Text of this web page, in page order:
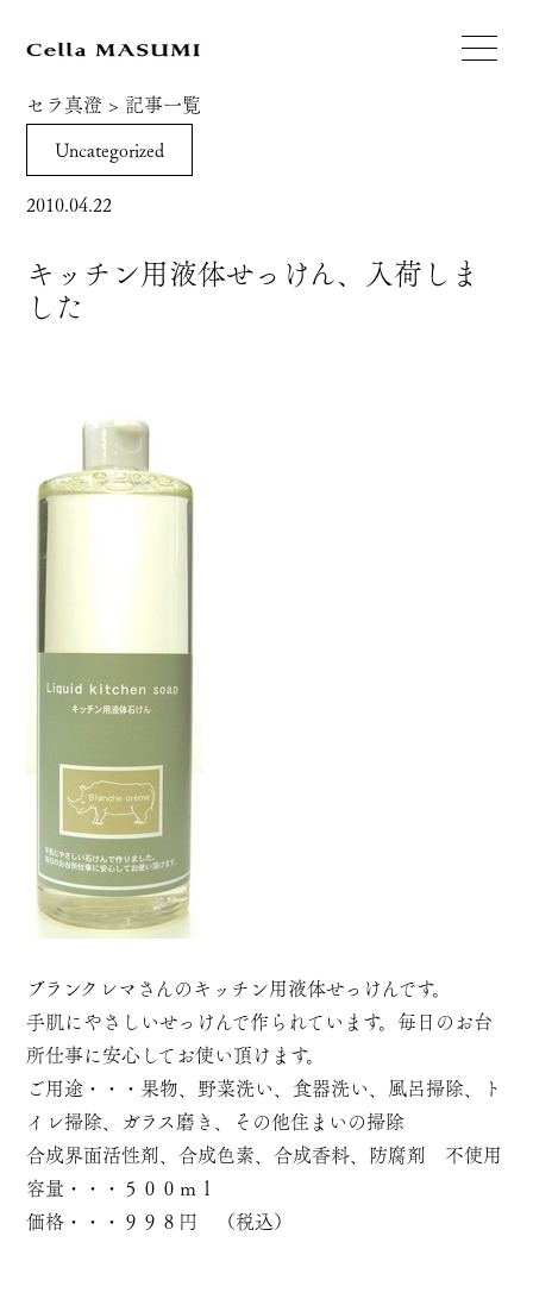
セラ真澄 > 記事一覧
Uncategorized
2010.04.22
キッチン用液体せっけん、入荷しま
した
ブランクレマさんのキッチン用液体せっけんです。
手肌にやさしいせっけんで作られています。毎日のお台
所仕事に安心してお使い頂けます。
ご用途・・・果物、野菜洗い、食器洗い、風呂掃除、ト
イレ掃除、ガラス磨き、その他住まいの掃除
合成界面活性剤、合成色素、合成香料、防腐剤 不使用
容量・・・５００ｍｌ
価格・・・９９８円 （税込）